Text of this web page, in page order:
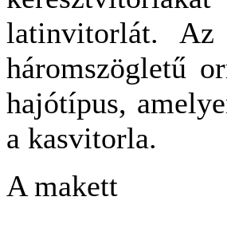
latinvitorlát. Az
háromszögletű
hajótípus,
a kasvitorla.
A makett